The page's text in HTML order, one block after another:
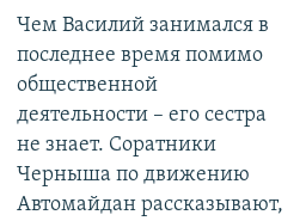
​Чем Василий занимался в
последнее время помимо
общественной
деятельности – его сестра
не знает. Соратники
Черныша по движению
Автомайдан рассказывают,